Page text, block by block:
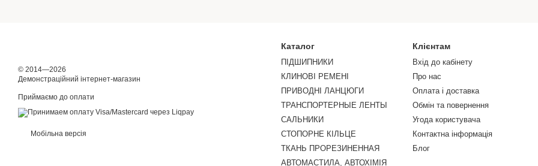
© 2014—2026
Демонстраційний інтернет-магазин
Приймаємо до оплати
Мобільна версія
Каталог
ПІДШИПНИКИ
КЛИНОВІ РЕМЕНІ
ПРИВОДНІ ЛАНЦЮГИ
ТРАНСПОРТЕРНЫЕ ЛЕНТЫ
САЛЬНИКИ
СТОПОРНЕ КIЛЬЦЕ
ТКАНЬ ПРОРЕЗИНЕННАЯ
АВТОМАСТИЛА, АВТОХІМІЯ
Клієнтам
Вхід до кабінету
Про нас
Оплата і доставка
Обмін та повернення
Угода користувача
Контактна інформація
Блог